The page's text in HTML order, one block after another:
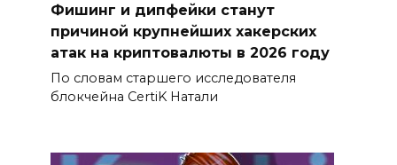
Фишинг и дипфейки станут
причиной крупнейших хакерских
атак на криптовалюты в 2026 году
По словам старшего исследователя
блокчейна CertiK Натали